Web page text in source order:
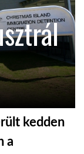
kedden
a